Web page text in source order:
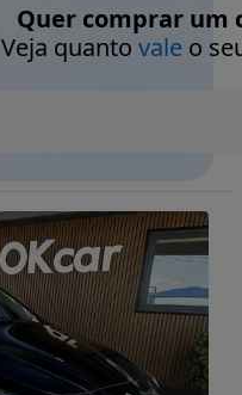
Quer comprar um
Veja quanto valeo